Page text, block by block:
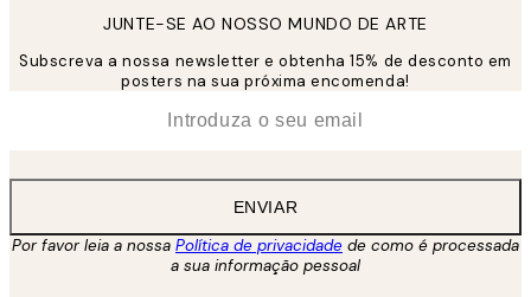
JUNTE-SE AO NOSSO MUNDO DE ARTE
Subscreva a nossa newsletter e obtenha 15% de desconto em
posters na sua próxima encomenda!
ENVIAR
Por favor leia a nossa Política de privacidade de como é processada
a sua informação pessoal